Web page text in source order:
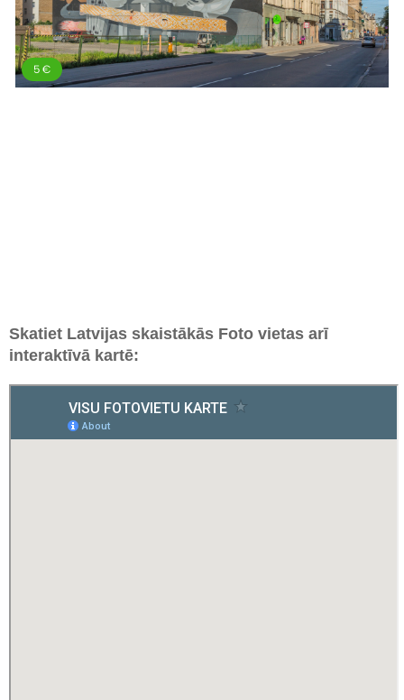
Skatiet Latvijas skaistākās Foto vietas arī
interaktīvā kartē: